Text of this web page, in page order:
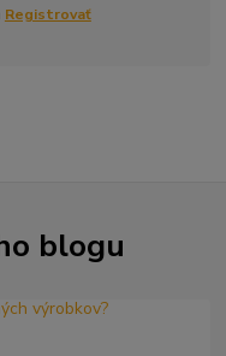
Registrovať
blogu